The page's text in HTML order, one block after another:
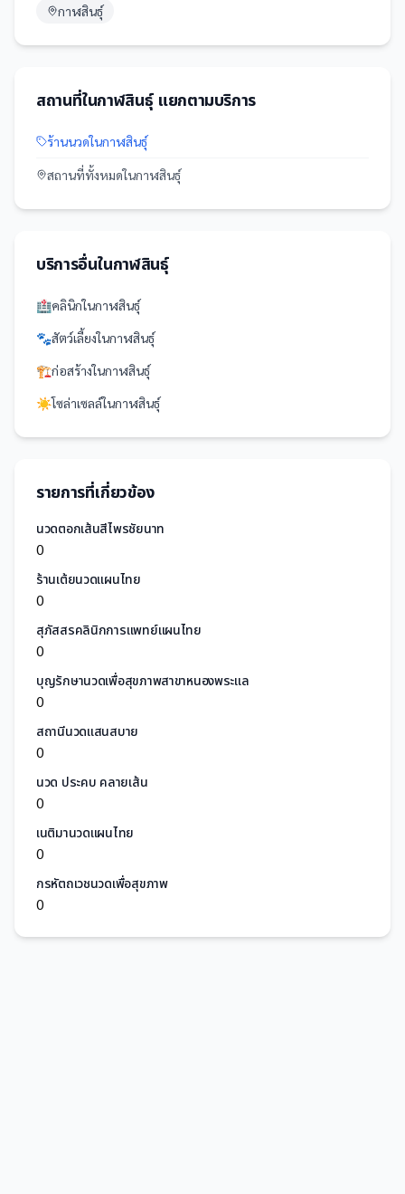
กาฬสินธุ์
สถานที่ในกาฬสินธุ์แยกตามบริการ
ร้านนวดในกาฬสินธุ์
สถานที่ทั้งหมดในกาฬสินธุ์
บริการอื่นในกาฬสินธุ์
🏥คลินิกในกาฬสินธุ์
🐾สัตว์เลี้ยงในกาฬสินธุ์
🏗️ก่อสร้างในกาฬสินธุ์
☀️โซล่าเซลล์ในกาฬสินธุ์
รายการที่เกี่ยวข้อง
นวดตอกเส้นสีไพรชัยนาท
0
ร้านเต้ยนวดแผนไทย
0
สุภัสสรคลินิกการแพทย์แผนไทย
0
บุญรักษานวดเพื่อสุขภาพสาขาหนองพระแล
0
สถานีนวดแสนสบาย
0
นวด ประคบ คลายเส้น
0
เนติมานวดแผนไทย
0
กรหัตถเวชนวดเพื่อสุขภาพ
0